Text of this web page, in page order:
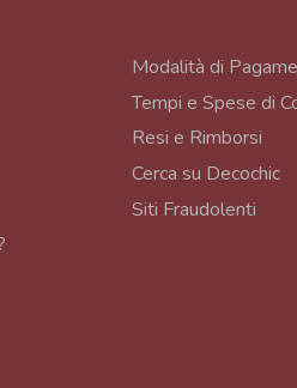
Modalità di
Tempi e Spese di
Resi e Rimborsi
Cerca su Decochic
Siti Fraudolenti